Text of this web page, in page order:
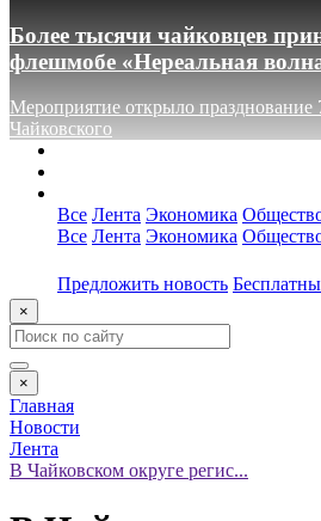
Более тысячи чайковцев
флешмобе «Нереальная
Мероприятие открыло празднование
Чайковского
Все Лента Экономика
Все Лента Экономика
Предложить новость
×
×
Главная
Новости
Лента
В Чайковском округе регис...